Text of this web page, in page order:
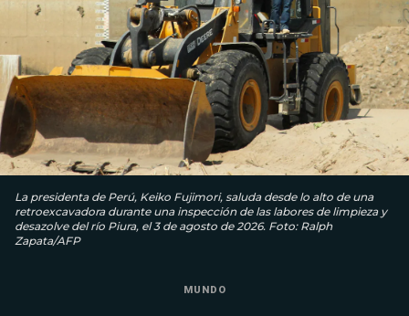
La presidenta de Perú, Keiko Fujimori, saluda desde lo alto de una
retroexcavadora durante una inspección de las labores de limpieza y
desazolve del río Piura, el 3 de agosto de 2026. Foto: Ralph
Zapata/AFP
MUNDO